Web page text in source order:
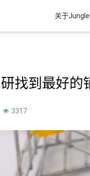
关于
找到最好的
3317